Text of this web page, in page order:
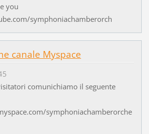
you
symphoniachamberorch
canale Myspace
comunichiamo il seguente
symphoniachamberorche